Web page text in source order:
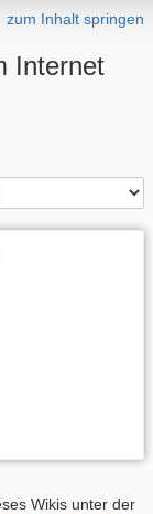
zum Inhalt springen
Internet
Wikis unter der